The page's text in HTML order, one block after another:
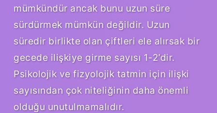
mümkündür ancak bunu uzun süre
sürdürmek mümkün değildir. Uzun
süredir birlikte olan çiftleri ele alırsak bir
gecede ilişkiye girme sayısı 1-2’dir.
Psikolojik ve fizyolojik tatmin için ilişki
sayısından çok niteliğinin daha önemli
olduğu unutulmamalıdır.